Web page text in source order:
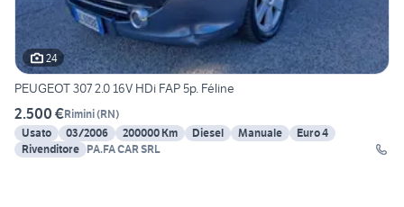
24
PEUGEOT 307 2.0 16V HDi FAP 5p. Féline
2.500 €Rimini(RN)
Usato
03/2006 200000 Km Diesel Manuale
Euro 4
Rivenditore PA.FA CAR SRL